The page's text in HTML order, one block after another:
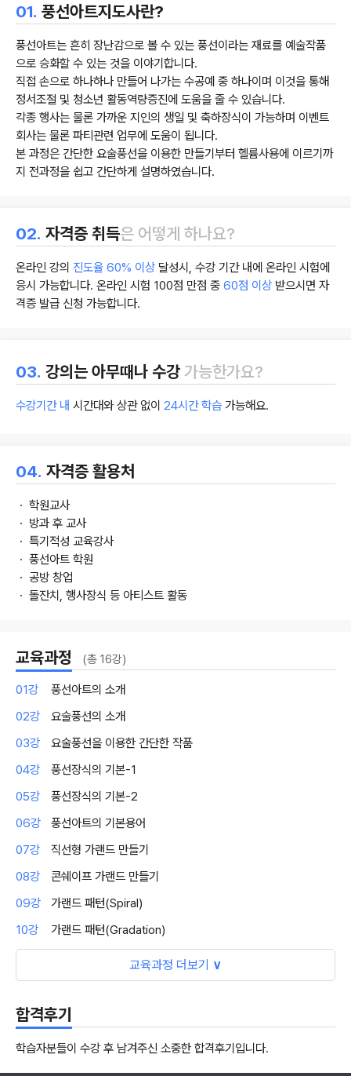
01. 풍선아트지도사란?
풍선아트는 흔히 장난감으로 볼 수 있는 풍선이라는 재료를 예술작품
으로 승화할 수 있는 것을 이야기합니다.
직접 손으로 하나하나 만들어 나가는 수공예 중 하나이며 이것을 통해
정서조절 및 청소년 활동역량증진에 도움을 줄 수 있습니다.
각종 행사는 물론 가까운 지인의 생일 및 축하장식이 가능하며 이벤트
회사는 물론 파티관련 업무에 도움이 됩니다.
본 과정은 간단한 요술풍선을 이용한 만들기부터 헬륨사용에 이르기까
지 전과정을 쉽고 간단하게 설명하였습니다.
02. 자격증 취득은 어떻게 하나요?
온라인 강의 진도율 60% 이상 달성시, 수강 기간 내에 온라인 시험에
응시 가능합니다. 온라인 시험 100점 만점 중 60점 이상 받으시면 자
격증 발급 신청 가능합니다.
03. 강의는 아무때나 수강 가능한가요?
수강기간 내 시간대와 상관 없이 24시간 학습 가능해요.
04. 자격증 활용처
ㆍ 학원교사
ㆍ 방과 후 교사
ㆍ 특기적성 교육강사
ㆍ 풍선아트 학원
ㆍ 공방 창업
ㆍ 돌잔치, 행사장식 등 아티스트 활동
교육과정 (총 16강)
01강
풍선아트의 소개
02강
요술풍선의 소개
03강
요술풍선을 이용한 간단한 작품
04강
풍선장식의 기본-1
05강
풍선장식의 기본-2
06강
풍선아트의 기본용어
07강
직선형 가랜드 만들기
08강
콘쉐이프 가랜드 만들기
09강
가랜드 패턴(Spiral)
10강
가랜드 패턴(Gradation)
교육과정 더보기 ∨
합격후기
학습자분들이 수강 후 남겨주신 소중한 합격후기입니다.